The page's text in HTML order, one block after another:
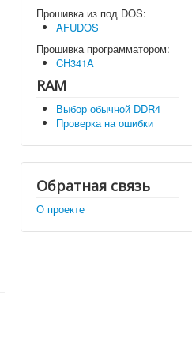
Прошивка из под DOS:
AFUDOS
Прошивка программатором:
CH341A
RAM
Выбор обычной DDR4
Проверка на ошибки
Обратная связь
О проекте